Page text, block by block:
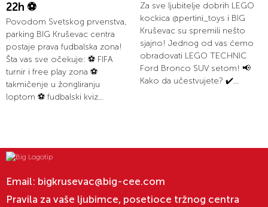
22h ⚽
Povodom Svetskog prvenstva,
parking BIG Kruševac centra
postaje prava fudbalska zona!
Šta vas sve očekuje: ⚽ FIFA
turnir i free play zona ⚽
takmičenje u žongliranju
loptom ⚽ fudbalski kviz...
Za sve ljubitelje dobrih LEGO
kockica @pertini_toys i BIG
Kruševac su spremili nešto
sjajno! Jednog od vas ćemo
obradovati LEGO TECHNIC
Ford Bronco SUV setom! 📢
Kako da učestvujete? ✔️...
Email: bigkrusevac@big-cee.com
Pravila za vaše ljubimce, posetioce tržnog centra